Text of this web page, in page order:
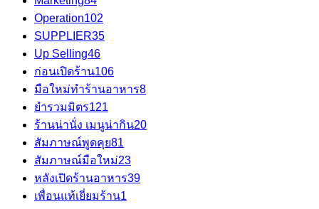
Operation102
SUPPLIER35
Up Selling46
ก่อนเปิดร้าน106
มือใหม่ทำร้านอาหาร8
ยำรวมมิตร121
ร้านน่านั่ง เมนูน่ากิน20
สัมภาษณ์พูดคุย81
สัมภาษณ์มือใหม่23
หลังเปิดร้านอาหาร39
เพื่อนแท้เยี่ยมร้าน1